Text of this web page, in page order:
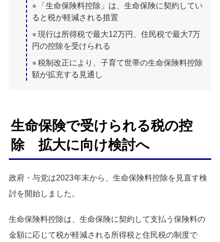
「生命保険料控除」は、生命保険に契約してい
ると税が軽減される措置
現行は所得税で最大12万円、住民税で最大7万
円の控除を受けられる
税制改正により、子育て世帯の生命保険料控除
額が拡充する見通し
生命保険で受けられる税の控
除 拡大に向け検討へ
政府・与党は2023年末から、生命保険料控除を見直す検
討を開始しました。
生命保険料控除は、生命保険に契約して支払う保険料の
金額に応じて税が軽減される所得税と住民税の制度で